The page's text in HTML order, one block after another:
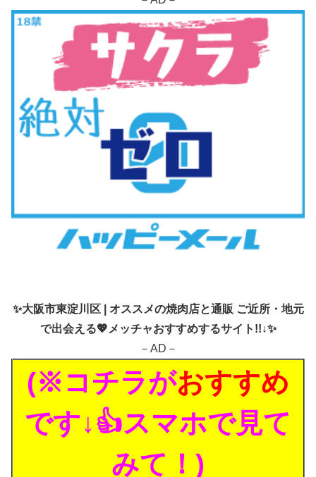
✨大阪市東淀川区 | オススメの焼肉店と通販 ご近所・地元
で出会える💖メッチャおすすめするサイト!!↓✨
－AD－
(※コチラがおすすめ
です↓👍スマホで見て
みて！)